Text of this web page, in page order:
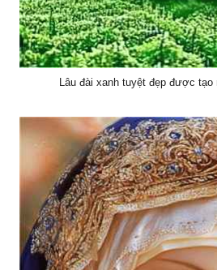
Lâu đài xanh tuyệt đẹp được tạo